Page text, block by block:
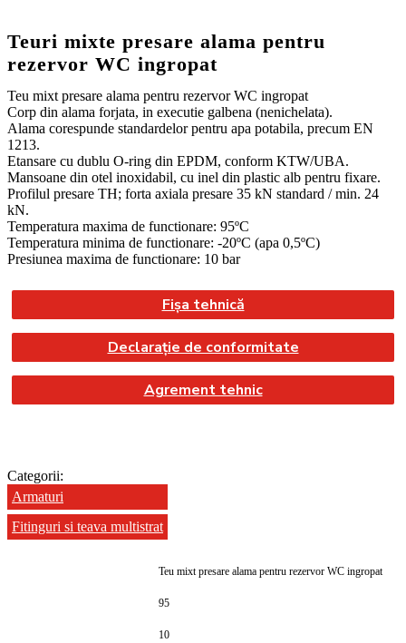
Teuri mixte presare alama pentru
rezervor WC ingropat
Teu mixt presare alama pentru rezervor WC ingropat
Corp din alama forjata, in executie galbena (nenichelata).
Alama corespunde standardelor pentru apa potabila, precum EN
1213.
Etansare cu dublu O-ring din EPDM, conform KTW/UBA.
Mansoane din otel inoxidabil, cu inel din plastic alb pentru fixare.
Profilul presare TH; forta axiala presare 35 kN standard / min. 24
kN.
Temperatura maxima de functionare: 95ºC
Temperatura minima de functionare: -20ºC (apa 0,5ºC)
Presiunea maxima de functionare: 10 bar
Fișa tehnică
Declarație de conformitate
Agrement tehnic
Categorii:
Armaturi
Fitinguri si teava multistrat
Teu mixt presare alama pentru rezervor WC ingropat
95
10